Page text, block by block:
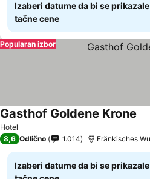
Izaberi datume da bi se prikazale
tačne cene
Popularan izbor
Hotel
Gasthof Goldene Krone
8,6 Odlično 1.014
Izaberi datume da bi se prikazale